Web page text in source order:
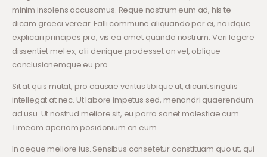
minim insolens accusamus. Reque nostrum eum ad, his te
dicam graeci verear. Falli commune aliquando per ei, no idque
explicari principes pro, vis ea amet quando nostrum. Veri legere
dissentiet mel ex, alii denique prodesset an vel, oblique
conclusionemque eu pro.
Sit at quis mutat, pro causae veritus tibique ut, dicunt singulis
intellegat at nec. Ut labore impetus sed, menandri quaerendum
ad usu. Ut nostrud meliore sit, eu porro sonet molestiae cum.
Timeam aperiam posidonium an eum.
In aeque meliore ius. Sensibus consetetur constituam quo ut, qui